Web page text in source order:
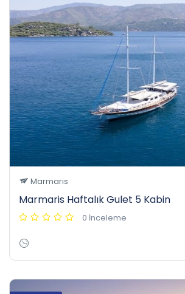
Marmaris
Marmaris Haftalık Gulet 5 Kabin
0 İnceleme